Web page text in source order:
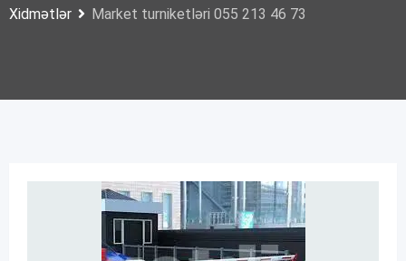
Xidmətlər
Market turniketləri 055 213 46 73